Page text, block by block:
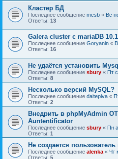
Кластер БД
Последнее сообщение mesb « Вс
Ответы: 13
Galera cluster с mariaDB
Последнее сообщение Goryanin «
Ответы: 16
Не удаётся установить
Последнее сообщение sbury « Пт
Ответы: 8
Несколько версий MySQL?
Последнее сообщение daitepiva «
Ответы: 2
Внедрить в phpMyAdmin
Auntentificator
Последнее сообщение sbury « Пн
Ответы: 1
Не создается
Последнее сообщение alenka « Чт
Ответы: 5